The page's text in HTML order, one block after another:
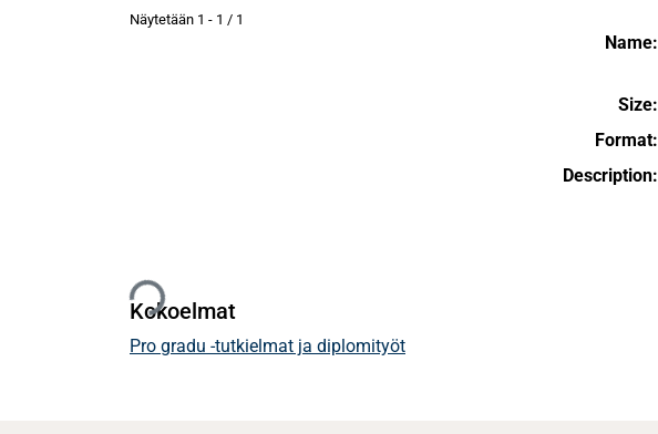
Näytetään 1 - 1 / 1
Ladataan...
Name:
Size:
Format:
Description:
Kokoelmat
Pro gradu -tutkielmat ja diplomityöt